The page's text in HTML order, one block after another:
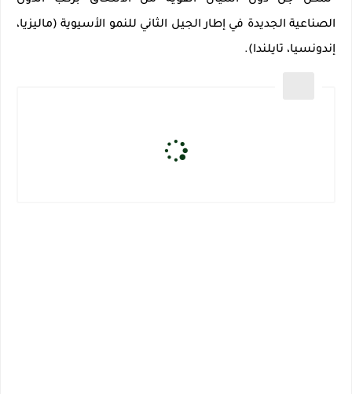
الصناعية الجديدة في إطار الجيل الثاني للنمو الأسيوية (ماليزيا،
إندونسيا، تايلندا).